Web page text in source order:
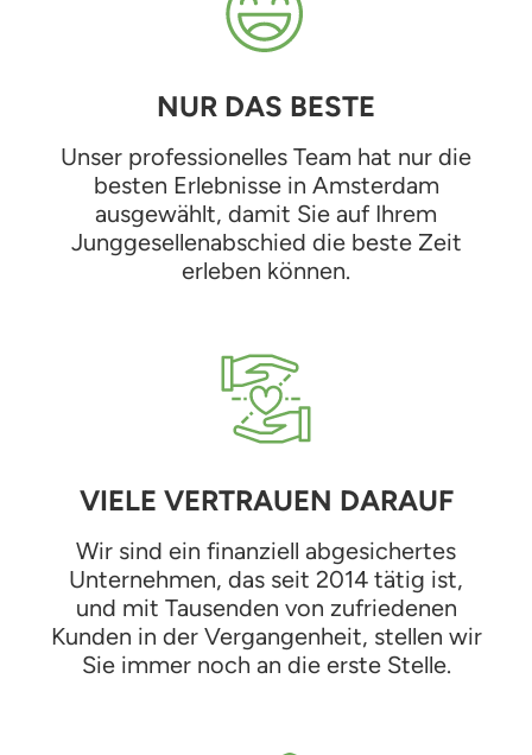
NUR DAS BESTE
Unser professionelles Team hat nur die
besten Erlebnisse in Amsterdam
ausgewählt, damit Sie auf Ihrem
Junggesellenabschied die beste Zeit
erleben können.
VIELE VERTRAUEN DARAUF
Wir sind ein finanziell abgesichertes
Unternehmen, das seit 2014 tätig ist,
und mit Tausenden von zufriedenen
Kunden in der Vergangenheit, stellen wir
Sie immer noch an die erste Stelle.